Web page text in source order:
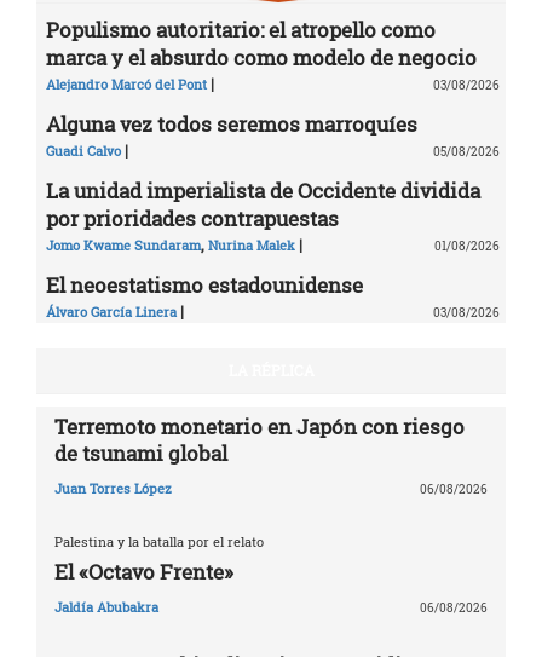
Populismo autoritario: el atropello como
marca y el absurdo como modelo de negocio
Alejandro Marcó del Pont | 03/08/2026
Alguna vez todos seremos marroquíes
Guadi Calvo | 05/08/2026
La unidad imperialista de Occidente dividida
por prioridades contrapuestas
Jomo Kwame Sundaram, Nurina Malek | 01/08/2026
El neoestatismo estadounidense
Álvaro García Linera | 03/08/2026
Terremoto monetario en Japón con riesgo
de tsunami global
Juan Torres López 06/08/2026
Palestina y la batalla por el relato
El «Octavo Frente»
Jaldía Abubakra 06/08/2026